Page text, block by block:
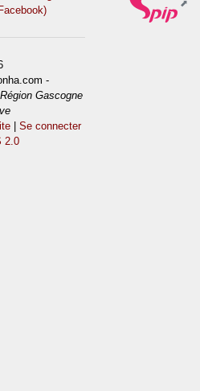
-
Région Gascogne
|Se connecter
2.0